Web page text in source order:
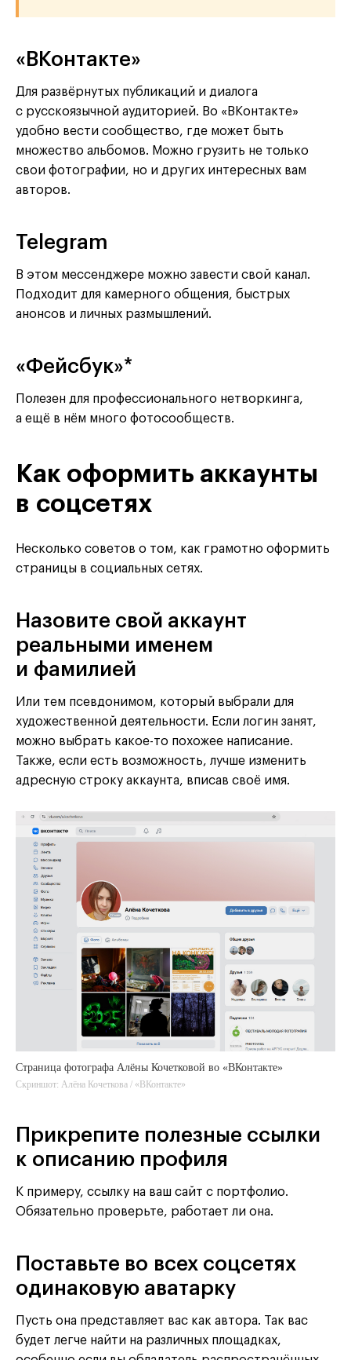
«ВКонтакте»
Для развёрнутых публикаций и диалога
с русскоязычной аудиторией. Во «ВКонтакте»
удобно вести сообщество, где может быть
множество альбомов. Можно грузить не только
свои фотографии, но и других интересных вам
авторов.
Telegram
В этом мессенджере можно завести свой канал.
Подходит для камерного общения, быстрых
анонсов и личных размышлений.
«Фейсбук»*
Полезен для профессионального нетворкинга,
а ещё в нём много фотосообществ.
Как оформить аккаунты
в соцсетях
Несколько советов о том, как грамотно оформить
страницы в социальных сетях.
Назовите свой аккаунт
реальными именем
и фамилией
Или тем псевдонимом, который выбрали для
художественной деятельности. Если логин занят,
можно выбрать какое-то похожее написание.
Также, если есть возможность, лучше изменить
адресную строку аккаунта, вписав своё имя.
Страница фотографа Алёны Кочетковой во «ВКонтакте»
Скриншот: Алёна Кочеткова / «ВКонтакте»
Прикрепите полезные ссылки
к описанию профиля
К примеру, ссылку на ваш сайт с портфолио.
Обязательно проверьте, работает ли она.
Поставьте во всех соцсетях
одинаковую аватарку
Пусть она представляет вас как автора. Так вас
будет легче найти на различных площадках,